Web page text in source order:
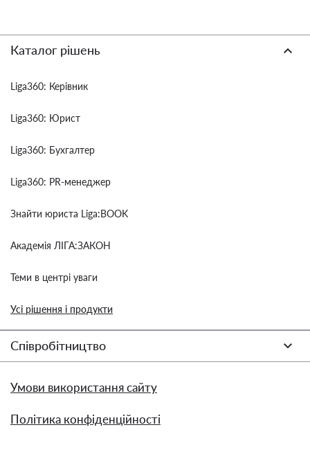
Каталог рішень
Liga360: Керівник
Liga360: Юрист
Liga360: Бухгалтер
Liga360: PR-менеджер
Знайти юриста Liga:BOOK
Академія ЛІГА:ЗАКОН
Теми в центрі уваги
Усі рішення і продукти
Співробітництво
Умови використання сайту
Політика конфіденційності